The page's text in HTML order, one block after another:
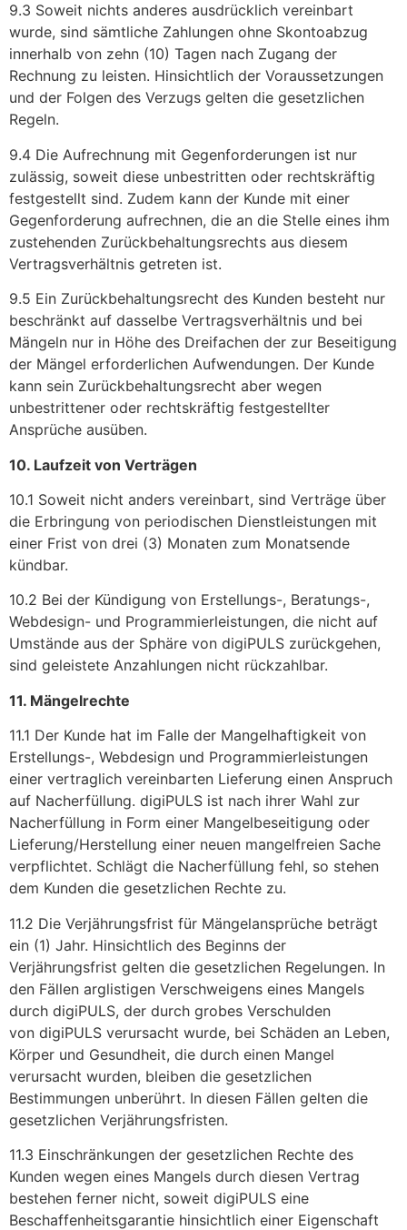
9.3 Soweit nichts anderes ausdrücklich vereinbart
wurde, sind sämtliche Zahlungen ohne Skontoabzug
innerhalb von zehn (10) Tagen nach Zugang der
Rechnung zu leisten. Hinsichtlich der Voraussetzungen
und der Folgen des Verzugs gelten die gesetzlichen
Regeln.
9.4 Die Aufrechnung mit Gegenforderungen ist nur
zulässig, soweit diese unbestritten oder rechtskräftig
festgestellt sind. Zudem kann der Kunde mit einer
Gegenforderung aufrechnen, die an die Stelle eines ihm
zustehenden Zurückbehaltungsrechts aus diesem
Vertragsverhältnis getreten ist.
9.5 Ein Zurückbehaltungsrecht des Kunden besteht nur
beschränkt auf dasselbe Vertragsverhältnis und bei
Mängeln nur in Höhe des Dreifachen der zur Beseitigung
der Mängel erforderlichen Aufwendungen. Der Kunde
kann sein Zurückbehaltungsrecht aber wegen
unbestrittener oder rechtskräftig festgestellter
Ansprüche ausüben.
10. Laufzeit von Verträgen
10.1 Soweit nicht anders vereinbart, sind Verträge über
die Erbringung von periodischen Dienstleistungen mit
einer Frist von drei (3) Monaten zum Monatsende
kündbar.
10.2 Bei der Kündigung von Erstellungs-, Beratungs-,
Webdesign- und Programmierleistungen, die nicht auf
Umstände aus der Sphäre von digiPULS zurückgehen,
sind geleistete Anzahlungen nicht rückzahlbar.
11. Mängelrechte
11.1 Der Kunde hat im Falle der Mangelhaftigkeit von
Erstellungs-, Webdesign und Programmierleistungen
einer vertraglich vereinbarten Lieferung einen Anspruch
auf Nacherfüllung. digiPULS ist nach ihrer Wahl zur
Nacherfüllung in Form einer Mangelbeseitigung oder
Lieferung/Herstellung einer neuen mangelfreien Sache
verpflichtet. Schlägt die Nacherfüllung fehl, so stehen
dem Kunden die gesetzlichen Rechte zu.
11.2 Die Verjährungsfrist für Mängelansprüche beträgt
ein (1) Jahr. Hinsichtlich des Beginns der
Verjährungsfrist gelten die gesetzlichen Regelungen. In
den Fällen arglistigen Verschweigens eines Mangels
durch digiPULS, der durch grobes Verschulden
von digiPULS verursacht wurde, bei Schäden an Leben,
Körper und Gesundheit, die durch einen Mangel
verursacht wurden, bleiben die gesetzlichen
Bestimmungen unberührt. In diesen Fällen gelten die
gesetzlichen Verjährungsfristen.
11.3 Einschränkungen der gesetzlichen Rechte des
Kunden wegen eines Mangels durch diesen Vertrag
bestehen ferner nicht, soweit digiPULS eine
Beschaffenheitsgarantie hinsichtlich einer Eigenschaft